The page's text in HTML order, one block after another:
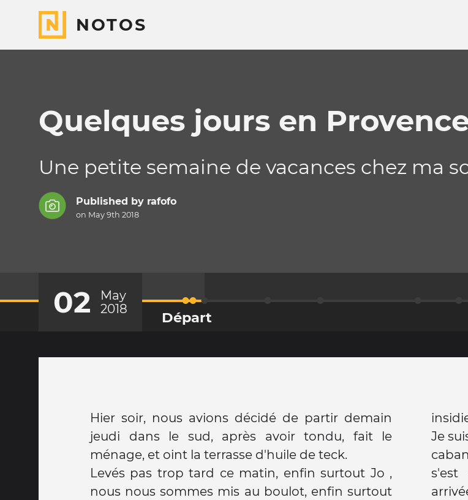
NOTOS
Quelques jours en
Une petite semaine de vacances chez ma
Published by rafofo
on May 9th 2018
02
May
2018
Départ
Hier soir, nous avions décidé de partir demain
jeudi dans le sud, après avoir tondu, fait le
ménage, et oint la terrasse d'huile de teck.
Levés pas trop tard ce matin, enfin surtout Jo ,
nous nous sommes mis au boulot, enfin surtout
Je
s'est
arrivée, le van était prêt à partir,